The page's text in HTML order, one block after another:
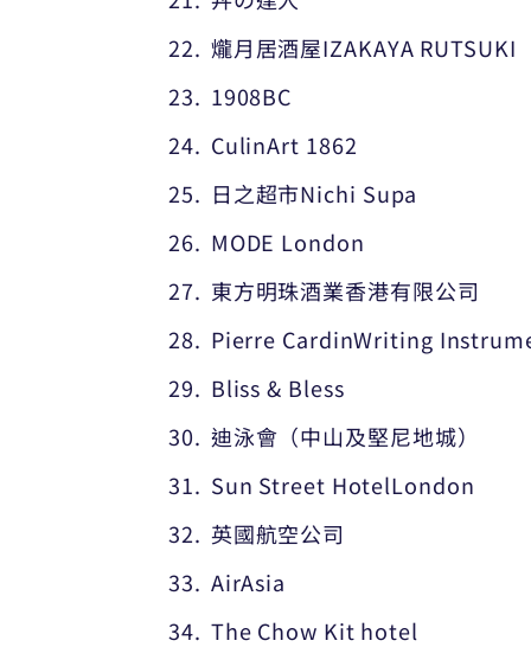
爖月居酒屋IZAKAYA RUTSUKI
1908BC
CulinArt 1862
日之超市Nichi Supa
MODE London
東方明珠酒業香港有限公司
Pierre CardinWriting
Bliss & Bless
迪泳會（中山及堅尼地城）
Sun Street HotelLondon
英國航空公司
AirAsia
The Chow Kit hotel